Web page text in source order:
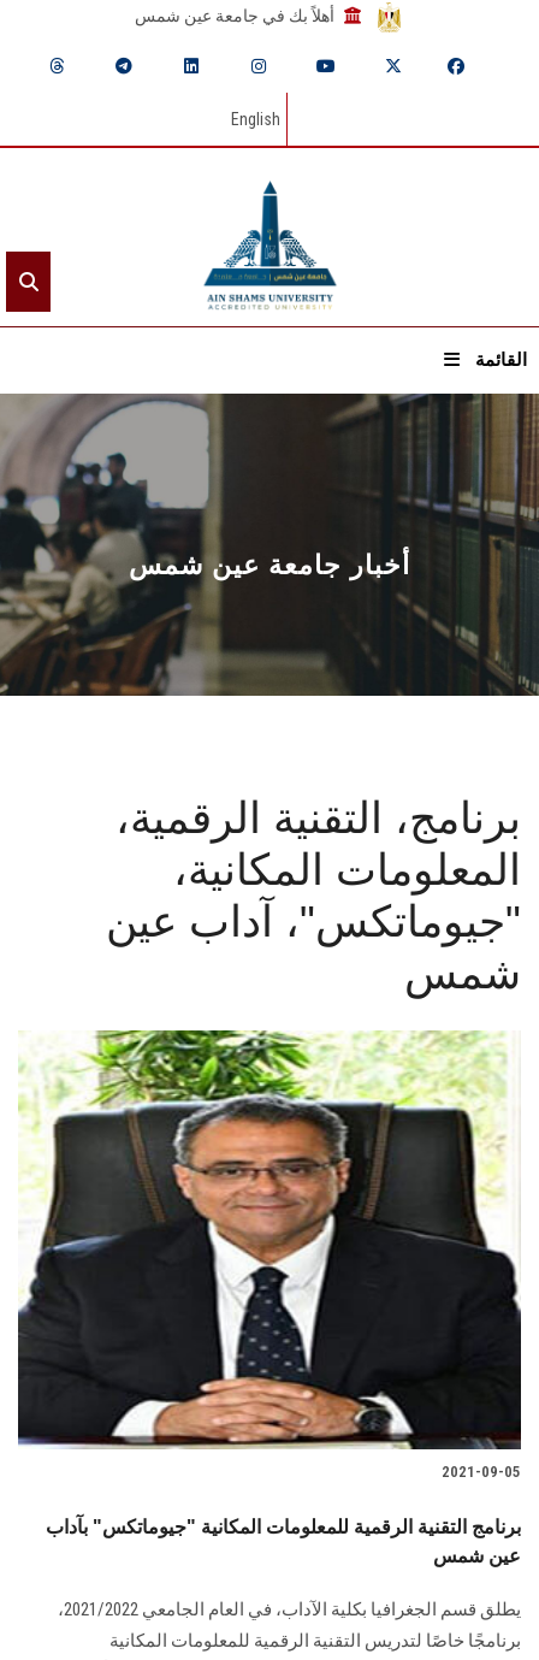
أهلاً بك في جامعة عين شمس
English
القائمة
الرئيسيـة
عن الجامعة
القطاعـات
الشئون الأكاديمية
البحث العلمي
المراكز والوحدات
الطلاب
هيئة التدريس
الدراسات العليا
الخريجين
أخبار جامعة عين شمس
برنامج، التقنية الرقمية،
المعلومات المكانية،
"جيوماتكس"، آداب عين
شمس
2021-09-05
برنامج التقنية الرقمية للمعلومات المكانية "جيوماتكس" بآداب
عين شمس
يطلق قسم الجغرافيا بكلية الآداب، في العام الجامعي 2021/2022،
برنامجًا خاصًا لتدريس التقنية الرقمية للمعلومات المكانية